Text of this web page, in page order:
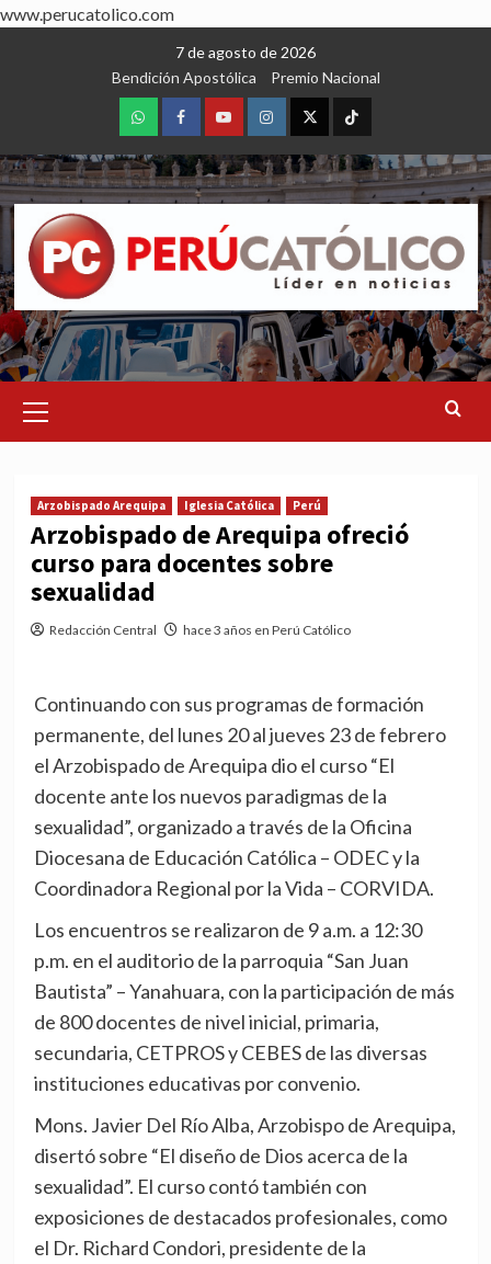
www.perucatolico.com
7 de agosto de 2026
Bendición Apostólica
Premio Nacional
WhatsAppFacebookYoutubeInstagram
X TikTok
Menu
Arzobispado Arequipa Iglesia Católica Perú
Arzobispado de Arequipa ofreció
curso para docentes sobre
sexualidad
Redacción Central hace 3 años en Perú Católico
Continuando con sus programas de formación
permanente, del lunes 20 al jueves 23 de febrero
el Arzobispado de Arequipa dio el curso “El
docente ante los nuevos paradigmas de la
sexualidad”, organizado a través de la Oficina
Diocesana de Educación Católica – ODEC y la
Coordinadora Regional por la Vida – CORVIDA.
Los encuentros se realizaron de 9 a.m. a 12:30
p.m. en el auditorio de la parroquia “San Juan
Bautista” – Yanahuara, con la participación de más
de 800 docentes de nivel inicial, primaria,
secundaria, CETPROS y CEBES de las diversas
instituciones educativas por convenio.
Mons. Javier Del Río Alba, Arzobispo de Arequipa,
disertó sobre “El diseño de Dios acerca de la
sexualidad”. El curso contó también con
exposiciones de destacados profesionales, como
el Dr. Richard Condori, presidente de la